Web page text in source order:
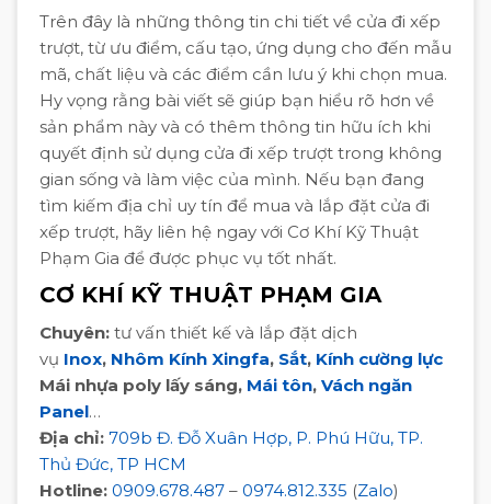
Trên đây là những thông tin chi tiết về cửa đi xếp
trượt, từ ưu điểm, cấu tạo, ứng dụng cho đến mẫu
mã, chất liệu và các điểm cần lưu ý khi chọn mua.
Hy vọng rằng bài viết sẽ giúp bạn hiểu rõ hơn về
sản phẩm này và có thêm thông tin hữu ích khi
quyết định sử dụng cửa đi xếp trượt trong không
gian sống và làm việc của mình. Nếu bạn đang
tìm kiếm địa chỉ uy tín để mua và lắp đặt cửa đi
xếp trượt, hãy liên hệ ngay với Cơ Khí Kỹ Thuật
Phạm Gia để được phục vụ tốt nhất.
CƠ KHÍ KỸ THUẬT PHẠM GIA
Chuyên: tư vấn thiết kế và lắp đặt dịch
vụ Inox, Nhôm Kính Xingfa, Sắt, Kính cường lực
Mái nhựa poly lấy sáng, Mái tôn, Vách ngăn
Panel…
Địa chỉ: 709b Đ. Đỗ Xuân Hợp, P. Phú Hữu, TP.
Thủ Đức, TP HCM
Hotline: 0909.678.487 – 0974.812.335 (Zalo)